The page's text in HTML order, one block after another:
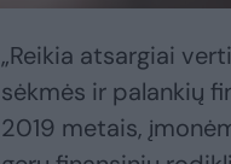
„Reikia atsargiai
sėkmės ir palankių
2019 metais,